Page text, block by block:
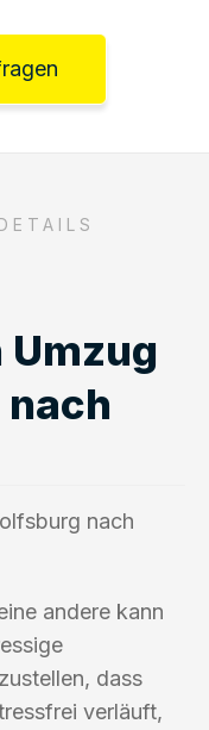
nach
andere kann
dass
verläuft,